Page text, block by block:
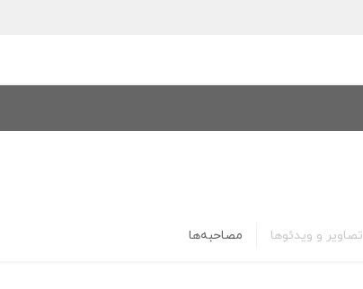
تصاویر و ویدئوها مصاحبه‌ها